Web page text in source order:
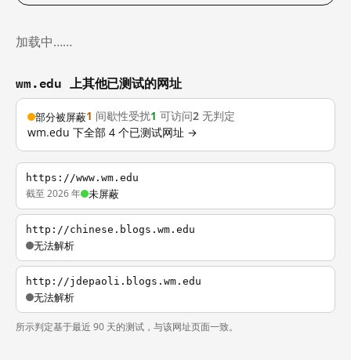
加载中……
wm.edu 上其他已测试的网址
部分被屏蔽1 间歇性受扰1 可访问2 无判定
wm.edu 下全部 4 个已测试网址 →
https://www.wm.edu
截至 2026 年 未屏蔽
http://chinese.blogs.wm.edu
无法解析
http://jdepaoli.blogs.wm.edu
无法解析
所示判定基于最近 90 天的测试，与该网址页面一致。